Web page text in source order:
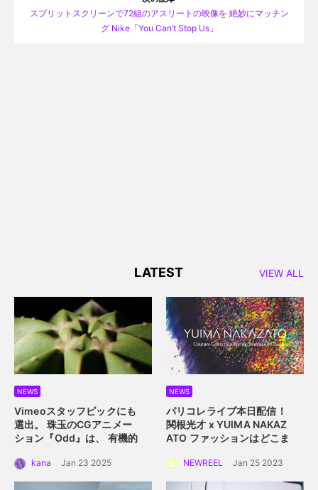
スプリットスクリーンで72組のアスリートの映像を 絶妙にマッチン
グ Nike「You Can’t Stop Us」
LATEST VIEW ALL
NEWS
Vimeoスタッフピックにも
選出。 珠玉のCGアニメー
ション『Odd』は、 有機的
則性を描く。
kana Jan 23 2025
NEWS
パリコレライブ本日配信！
関根光才 x YUIMA NAKAZ
ATO ファッションはどこま
れるか？
NEWREEL Jan 25 2023